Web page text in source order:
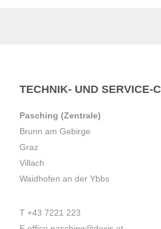
TECHNIK- UND SERVICE-
Pasching (Zentrale)
Brunn am Gebirge
Graz
Villach
Waidhofen an der Ybbs
T +43 7221 223